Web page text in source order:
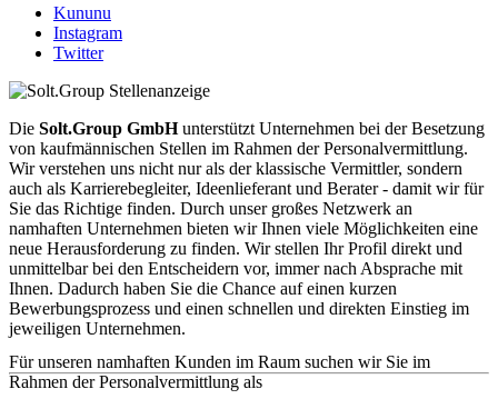
Kununu
Instagram
Twitter
Die Solt.Group GmbHunterstützt Unternehmen bei der Besetzung
von kaufmännischen Stellen im Rahmen der Personalvermittlung.
Wir verstehen uns nicht nur als der klassische Vermittler, sondern
auch als Karrierebegleiter, Ideenlieferant und Berater - damit wir für
Sie das Richtige finden. Durch unser großes Netzwerk an
namhaften Unternehmen bieten wir Ihnen viele Möglichkeiten eine
neue Herausforderung zu finden. Wir stellen Ihr Profil direkt und
unmittelbar bei den Entscheidern vor, immer nach Absprache mit
Ihnen. Dadurch haben Sie die Chance auf einen kurzen
Bewerbungsprozess und einen schnellen und direkten Einstieg im
jeweiligen Unternehmen.
Für unseren namhaften Kunden im Raum suchen wir Sie im
Rahmen der Personalvermittlung als